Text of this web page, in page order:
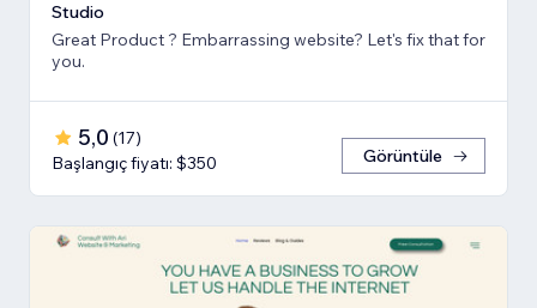
Studio
Great Product ? Embarrassing website? Let's fix that for
you.
5,0 (17)
Başlangıç fiyatı: $350
Görüntüle